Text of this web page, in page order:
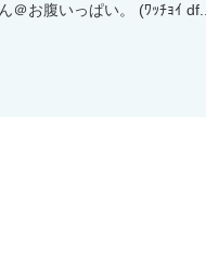
＠お腹いっぱい。 (ﾜｯﾁｮｲ df...